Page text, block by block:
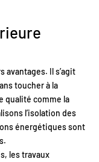
avantages. Il s’agit
toucher à la
qualité comme la
l’isolation des
énergétiques sont
les travaux